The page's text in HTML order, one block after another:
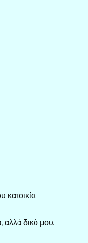
κατοικία.
αλλά δικό μου.